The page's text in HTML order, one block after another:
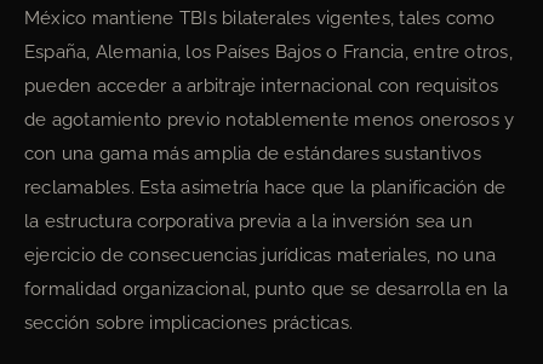
México mantiene TBIs bilaterales vigentes, tales como
España, Alemania, los Países Bajos o Francia, entre otros,
pueden acceder a arbitraje internacional con requisitos
de agotamiento previo notablemente menos onerosos y
con una gama más amplia de estándares sustantivos
reclamables. Esta asimetría hace que la planificación de
la estructura corporativa previa a la inversión sea un
ejercicio de consecuencias jurídicas materiales, no una
formalidad organizacional, punto que se desarrolla en la
sección sobre implicaciones prácticas.